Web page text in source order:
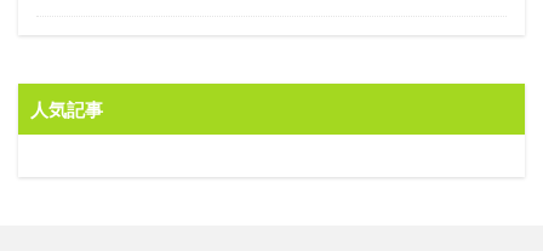
人気記事